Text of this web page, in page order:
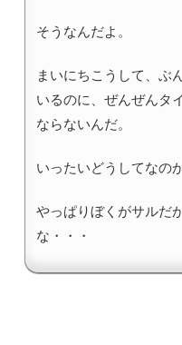
そうなんだよ。
まいにちこうして、ぶ
いるのに、ぜんぜんタ
ならないんだ。
いったいどうしてなの
やっぱりぼくがサルだ
な・・・